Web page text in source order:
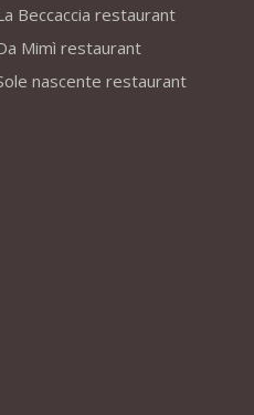
Beccaccia restaurant
Mimì restaurant
nascente restaurant